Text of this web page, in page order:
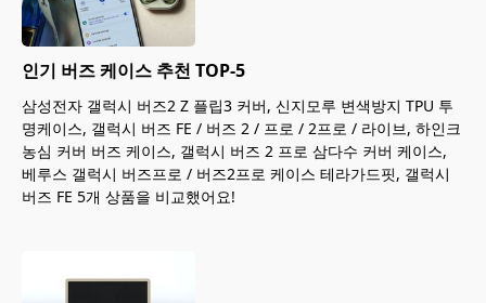
인기 버즈 케이스 추천 TOP-5
삼성전자 갤럭시 버즈2 Z 플립3 커버, 신지모루 변색방지 TPU 투
명케이스, 갤럭시 버즈 FE / 버즈 2 / 프로 / 2프로 / 라이브, 하인크
농심 커버 버즈 케이스, 갤럭시 버즈 2 프로 삼다수 커버 케이스,
베루스 갤럭시 버즈프로 / 버즈2프로 케이스 테라가드핏, 갤럭시
버즈 FE 5개 상품을 비교했어요!